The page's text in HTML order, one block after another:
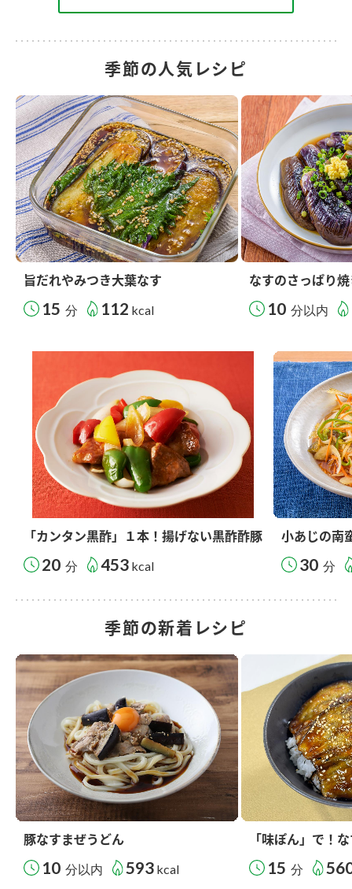
季節の人気レシピ
旨だれやみつき大葉なす
15 分 112 kcal
なすのさっぱり
10 分以内
「カンタン黒酢」１本！揚げない黒酢酢豚
20 分 453 kcal
小あじの南
30 分
季節の新着レシピ
豚なすまぜうどん
10 分以内 593 kcal
「味ぽん」で！
15 分